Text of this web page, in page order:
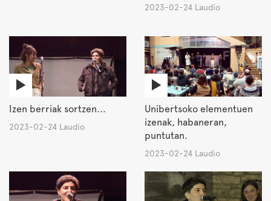
2023-02-24 Laudio
Izen berriak sortzen...
2023-02-24 Laudio
Unibertsoko elementuen
izenak, habaneran,
puntutan.
2023-02-24 Laudio